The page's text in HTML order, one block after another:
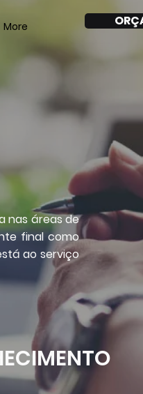
More
nas áreas de
final como
ao serviço